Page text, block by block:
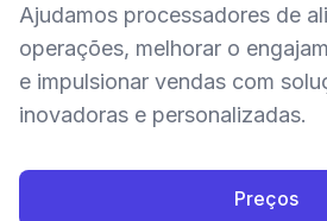
Ajudamos processadores de
operações, melhorar o
e impulsionar vendas com
inovadoras e personalizadas.
Preços